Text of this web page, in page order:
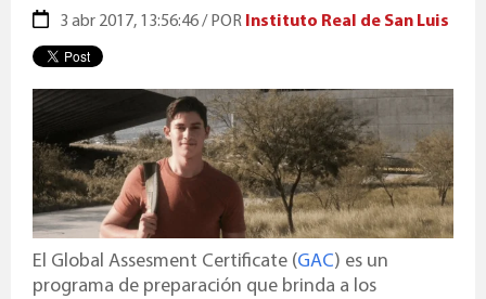
3 abr 2017, 13:56:46 / POR Instituto Real de San Luis
El Global Assesment Certificate (GAC) es un
programa de preparación que brinda a los